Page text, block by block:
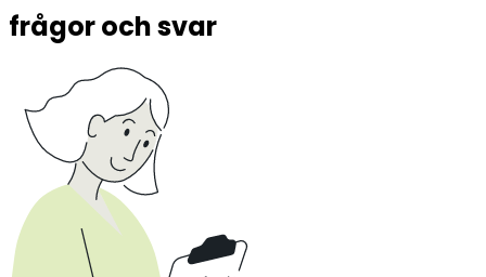
frågor och svar